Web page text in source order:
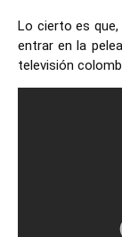
Lo cierto es
entrar en la
televisión